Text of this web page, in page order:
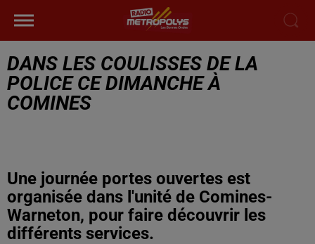
DANS LES COULISSES DE LA
POLICE CE DIMANCHE À
COMINES
Une journée portes ouvertes est
organisée dans l'unité de Comines-
Warneton, pour faire découvrir les
différents services.